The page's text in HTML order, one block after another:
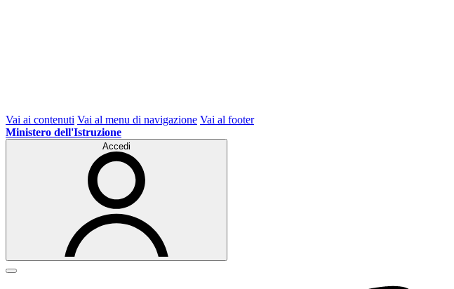
Vai ai contenuti Vai al menu di navigazione Vai al footer
Ministero dell'Istruzione
Accedi